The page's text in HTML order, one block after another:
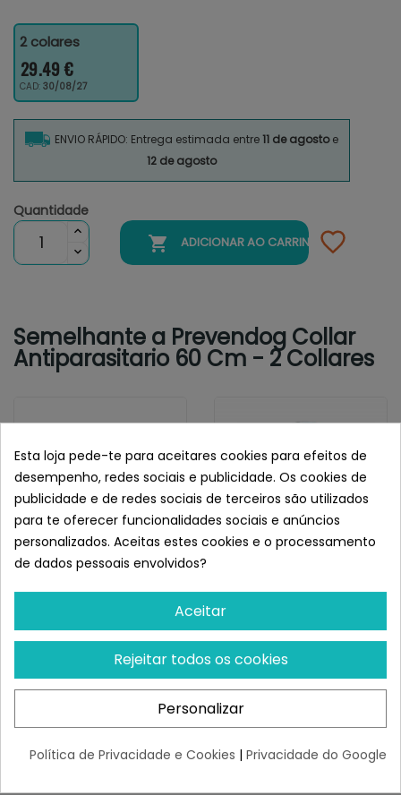
2 colares
29.49 €
CAD: 30/08/27
ENVIO RÁPIDO: Entrega estimada entre11 de agostoe
12 de agosto
Quantidade
 ADICIONAR AO CARRINHO
Semelhante a Prevendog Collar
Antiparasitario 60 Cm - 2 Collares
STANGEST
Antiparasitario Stanvet
Life Para...
¡Últimas produtos!
13,88 €
ELANCO
Seresto Coleira De Cão +
8 Kg / 70cm
Restam 100 uds
50,60 €
Esta loja pede-te para aceitares cookies para efeitos de
desempenho, redes sociais e publicidade. Os cookies de
publicidade e de redes sociais de terceiros são utilizados
para te oferecer funcionalidades sociais e anúncios
personalizados. Aceitas estes cookies e o processamento
de dados pessoais envolvidos?
Aceitar
Rejeitar todos os cookies
Personalizar
Política de Privacidade e Cookies | Privacidade do Google